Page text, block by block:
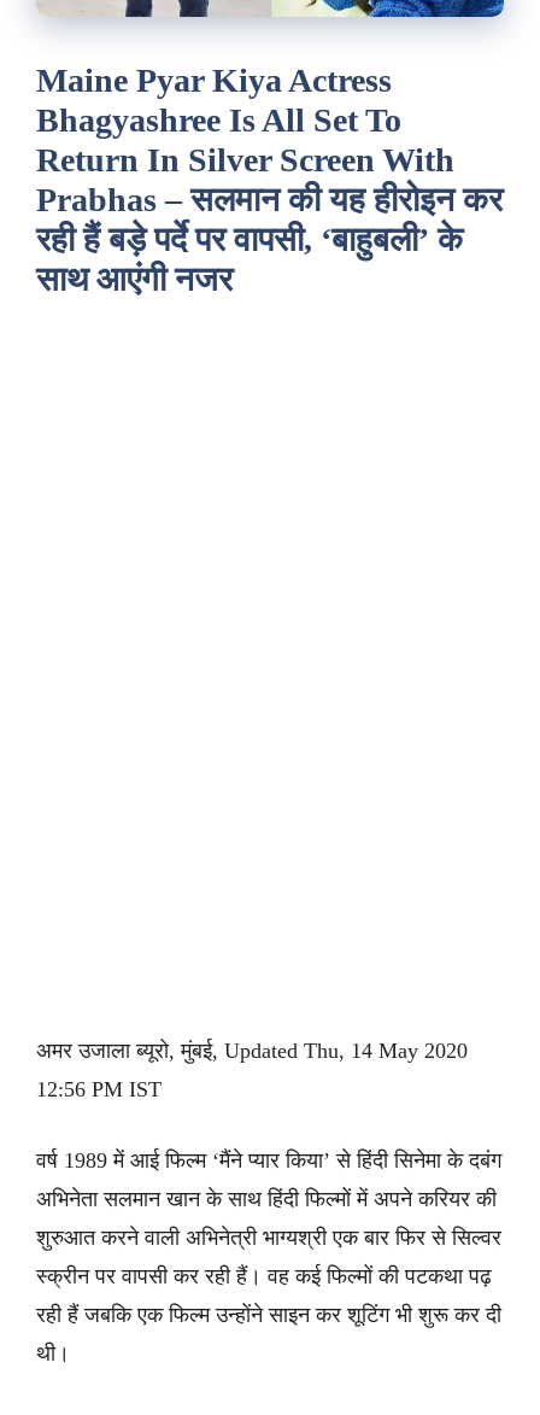
Maine Pyar Kiya Actress
Bhagyashree Is All Set To
Return In Silver Screen With
Prabhas – सलमान की यह हीरोइन कर
रही हैं बड़े पर्दे पर वापसी, ‘बाहुबली’ के
साथ आएंगी नजर
अमर उजाला ब्यूरो, मुंबई, Updated Thu, 14 May 2020
12:56 PM IST
वर्ष 1989 में आई फिल्म ‘मैंने प्यार किया’ से हिंदी सिनेमा के दबंग
अभिनेता सलमान खान के साथ हिंदी फिल्मों में अपने करियर की
शुरुआत करने वाली अभिनेत्री भाग्यश्री एक बार फिर से सिल्वर
स्क्रीन पर वापसी कर रही हैं। वह कई फिल्मों की पटकथा पढ़
रही हैं जबकि एक फिल्म उन्होंने साइन कर शूटिंग भी शुरू कर दी
थी।